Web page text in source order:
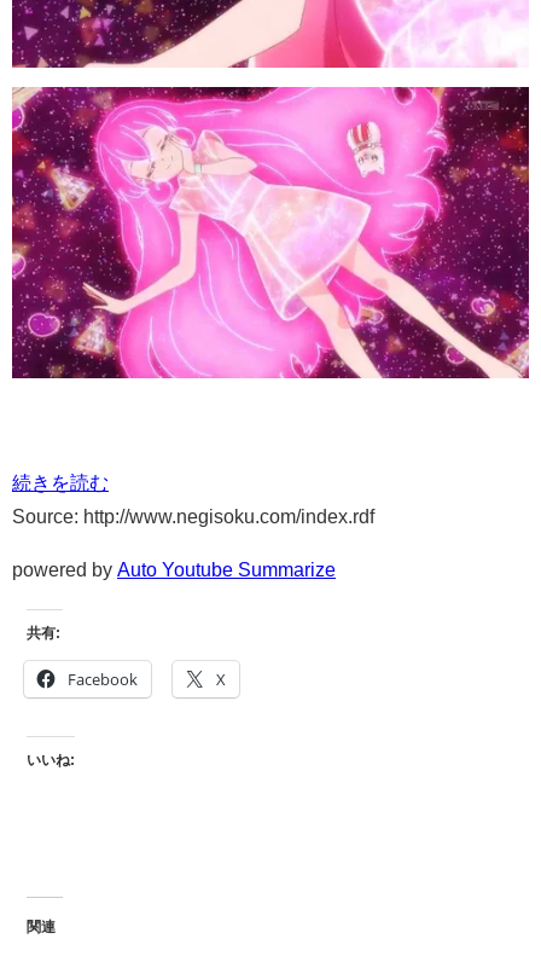
続きを読む
Source: http://www.negisoku.com/index.rdf
powered by Auto Youtube Summarize
共有:
Facebook X
いいね:
関連